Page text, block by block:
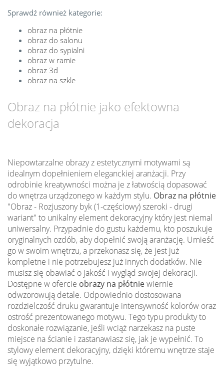
Sprawdź również kategorie:
obraz na płótnie
obraz do salonu
obraz do sypialni
obraz w ramie
obraz 3d
obraz na szkle
Obraz na płótnie jako efektowna
dekoracja
Niepowtarzalne obrazy z estetycznymi motywami są
idealnym dopełnieniem eleganckiej aranżacji. Przy
odrobinie kreatywności można je z łatwością dopasować
do wnętrza urządzonego w każdym stylu. Obraz na płótnie
"Obraz - Rozjuszony byk (1-częściowy) szeroki - drugi
wariant" to unikalny element dekoracyjny który jest niemal
uniwersalny. Przypadnie do gustu każdemu, kto poszukuje
oryginalnych ozdób, aby dopełnić swoją aranżację. Umieść
go w swoim wnętrzu, a przekonasz się, że jest już
kompletne i nie potrzebujesz już innych dodatków. Nie
musisz się obawiać o jakość i wygląd swojej dekoracji.
Dostępne w ofercie obrazy na płótniewiernie
odwzorowują detale. Odpowiednio dostosowana
rozdzielczość druku gwarantuje intensywność kolorów oraz
ostrość prezentowanego motywu. Tego typu produkty to
doskonałe rozwiązanie, jeśli wciąż narzekasz na puste
miejsce na ścianie i zastanawiasz się, jak je wypełnić. To
stylowy element dekoracyjny, dzięki któremu wnętrze staje
się wyjątkowo przytulne.